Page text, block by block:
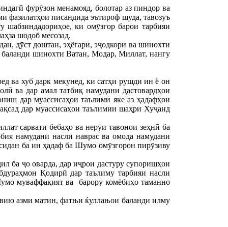
фурӯзон менамояд, болотар аз пиндор ва
фазилатҳои писандида эътироф шуда, тавозӯъ
шабзиндадориҳое, ки омӯзгор барои тарбияи
шодоб месозад.
дӯст доштан, эҳёгарӣ, эҷодкорӣ ва шинохти
шинохти Ватан, Модар, Миллат, нангу
ва хуб дарк мекунед, ки сатҳи рушди ин ё он
ва дар амал татбиқ намудани дастовардҳои
дар муассисаҳои таълимӣ яке аз ҳадафҳои
дар муассисаҳои таълимии шаҳри Хуҷанд
сарвати бебаҳо ва нерӯи тавонои зеҳнӣ ба
намудани насли наврас ва омода намудани
ба ин ҳадаф ба Шумо омӯзгорон пирӯзиву
ба ҷо оварда, дар иҷрои дастуру супоришҳои
Қодирӣ дар таълиму тарбияи насли
муваффақият ва барору комёбиҳо таманно
азми матин, фатњи ќуллањои баланди илму